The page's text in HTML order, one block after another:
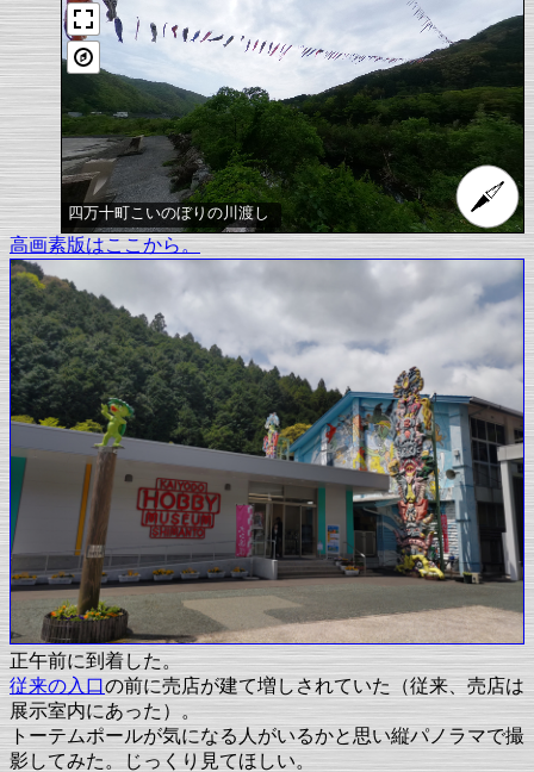
四万十町こいのぼりの川渡し
高画素版はここから。
正午前に到着した。
従来の入口の前に売店が建て増しされていた（従来、売店は
展示室内にあった）。
トーテムポールが気になる人がいるかと思い縦パノラマで撮
影してみた。じっくり見てほしい。